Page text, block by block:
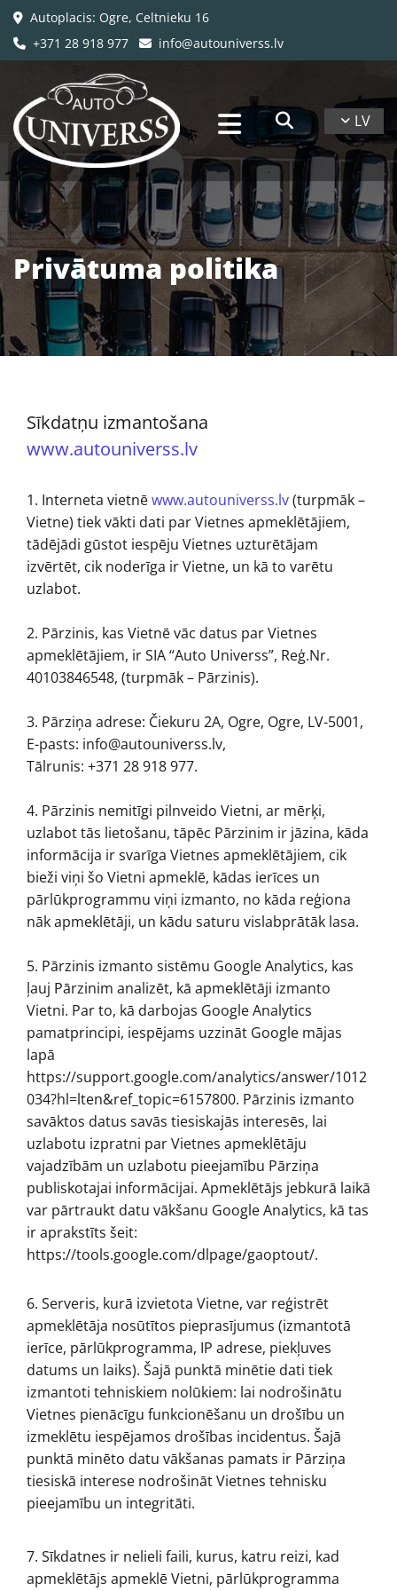
 Autoplacis: Ogre, Celtnieku 16
 +371 28 918 977  info@autouniverss.lv
LV
Privātuma politika
Sīkdatņu izmantošana
www.autouniverss.lv
1. Interneta vietnēwww.autouniverss.lv(turpmāk –
Vietne) tiek vākti dati par Vietnes apmeklētājiem,
tādējādi gūstot iespēju Vietnes uzturētājam
izvērtēt, cik noderīga ir Vietne, un kā to varētu
uzlabot.
2. Pārzinis, kas Vietnē vāc datus par Vietnes
apmeklētājiem, ir SIA “Auto Universs”, Reģ.Nr.
40103846548, (turpmāk – Pārzinis).
3. Pārziņa adrese: Čiekuru 2A, Ogre, Ogre, LV-5001,
E-pasts: info@autouniverss.lv,
Tālrunis: +371 28 918 977.
4. Pārzinis nemitīgi pilnveido Vietni, ar mērķi,
uzlabot tās lietošanu, tāpēc Pārzinim ir jāzina, kāda
informācija ir svarīga Vietnes apmeklētājiem, cik
bieži viņi šo Vietni apmeklē, kādas ierīces un
pārlūkprogrammu viņi izmanto, no kāda reģiona
nāk apmeklētāji, un kādu saturu vislabprātāk lasa.
5. Pārzinis izmanto sistēmu Google Analytics, kas
ļauj Pārzinim analizēt, kā apmeklētāji izmanto
Vietni. Par to, kā darbojas Google Analytics
pamatprincipi, iespējams uzzināt Google mājas
lapā
https://support.google.com/analytics/answer/1012
034?hl=lten&ref_topic=6157800. Pārzinis izmanto
savāktos datus savās tiesiskajās interesēs, lai
uzlabotu izpratni par Vietnes apmeklētāju
vajadzībām un uzlabotu pieejamību Pārziņa
publiskotajai informācijai. Apmeklētājs jebkurā laikā
var pārtraukt datu vākšanu Google Analytics, kā tas
ir aprakstīts šeit:
https://tools.google.com/dlpage/gaoptout/.
6. Serveris, kurā izvietota Vietne, var reģistrēt
apmeklētāja nosūtītos pieprasījumus (izmantotā
ierīce, pārlūkprogramma, IP adrese, piekļuves
datums un laiks). Šajā punktā minētie dati tiek
izmantoti tehniskiem nolūkiem: lai nodrošinātu
Vietnes pienācīgu funkcionēšanu un drošību un
izmeklētu iespējamos drošības incidentus. Šajā
punktā minēto datu vākšanas pamats ir Pārziņa
tiesiskā interese nodrošināt Vietnes tehnisku
pieejamību un integritāti.
7. Sīkdatnes ir nelieli faili, kurus, katru reizi, kad
apmeklētājs apmeklē Vietni, pārlūkprogramma